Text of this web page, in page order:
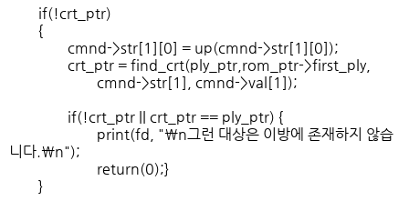
if(!crt_ptr)
{
cmnd->str[1][0] = up(cmnd->str[1][0]);
crt_ptr = find_crt(ply_ptr,rom_ptr->first_ply,
cmnd->str[1], cmnd->val[1]);
if(!crt_ptr || crt_ptr == ply_ptr) {
print(fd, "\n그런 대상은 이방에 존재하지 않습
니다.\n");
return(0);}
}